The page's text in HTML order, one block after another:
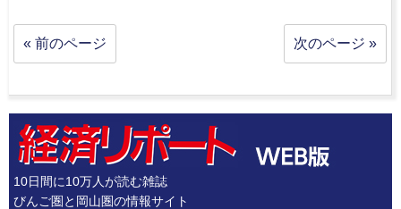
« 前のページ 次のページ »
10日間に10万人が読む雑誌
びんご圏と岡山圏の情報サイト